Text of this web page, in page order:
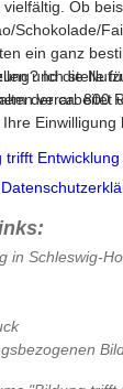
Ob
Schokolade/
ein ganz
Ich stelle
der ca. 800
trifft Entwicklung
in Schleswig-
und die